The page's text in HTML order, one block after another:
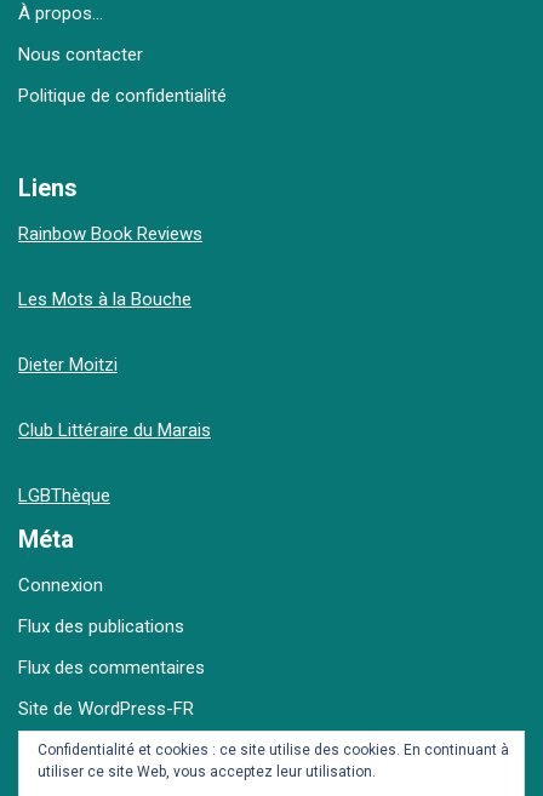
À propos…
Nous contacter
Politique de confidentialité
Liens
Rainbow Book Reviews
Les Mots à la Bouche
Dieter Moitzi
Club Littéraire du Marais
LGBThèque
Méta
Connexion
Flux des publications
Flux des commentaires
Site de WordPress-FR
Confidentialité et cookies : ce site utilise des cookies. En continuant à
utiliser ce site Web, vous acceptez leur utilisation.